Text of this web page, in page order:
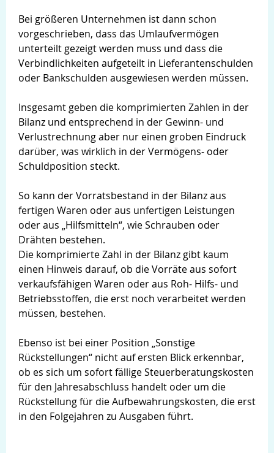
Bei größeren Unternehmen ist dann schon
vorgeschrieben, dass das Umlaufvermögen
unterteilt gezeigt werden muss und dass die
Verbindlichkeiten aufgeteilt in Lieferantenschulden
oder Bankschulden ausgewiesen werden müssen.
Insgesamt geben die komprimierten Zahlen in der
Bilanz und entsprechend in der Gewinn- und
Verlustrechnung aber nur einen groben Eindruck
darüber, was wirklich in der Vermögens- oder
Schuldposition steckt.
So kann der Vorratsbestand in der Bilanz aus
fertigen Waren oder aus unfertigen Leistungen
oder aus „Hilfsmitteln“, wie Schrauben oder
Drähten bestehen.
Die komprimierte Zahl in der Bilanz gibt kaum
einen Hinweis darauf, ob die Vorräte aus sofort
verkaufsfähigen Waren oder aus Roh- Hilfs- und
Betriebsstoffen, die erst noch verarbeitet werden
müssen, bestehen.
Ebenso ist bei einer Position „Sonstige
Rückstellungen“ nicht auf ersten Blick erkennbar,
ob es sich um sofort fällige Steuerberatungskosten
für den Jahresabschluss handelt oder um die
Rückstellung für die Aufbewahrungskosten, die erst
in den Folgejahren zu Ausgaben führt.